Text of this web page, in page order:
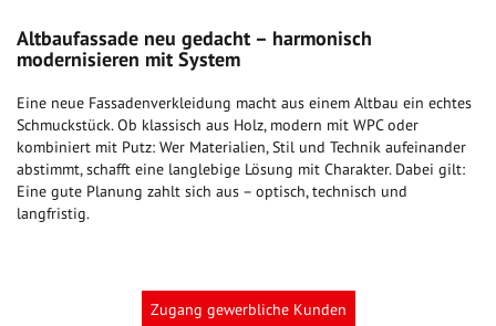
Altbaufassade neu gedacht – harmonisch
modernisieren mit System
Eine neue Fassadenverkleidung macht aus einem Altbau ein echtes
Schmuckstück. Ob klassisch aus Holz, modern mit WPC oder
kombiniert mit Putz: Wer Materialien, Stil und Technik aufeinander
abstimmt, schafft eine langlebige Lösung mit Charakter. Dabei gilt:
Eine gute Planung zahlt sich aus – optisch, technisch und
langfristig.
Zugang gewerbliche Kunden